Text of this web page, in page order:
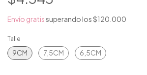
Envío gratissuperando los$120.000
Talle
9CM 7,5CM 6,5CM